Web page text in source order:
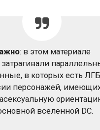
: в этом материале
в которых есть
персонажей,
вселенной DC.